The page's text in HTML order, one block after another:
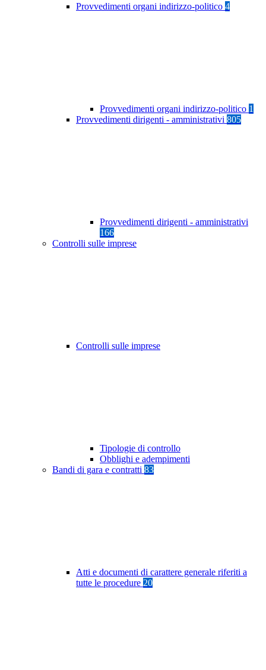
Provvedimenti organi indirizzo-politico 4
Provvedimenti organi indirizzo-politico 1
Provvedimenti dirigenti - amministrativi 805
Provvedimenti dirigenti - amministrativi
166
Controlli sulle imprese
Controlli sulle imprese
Tipologie di controllo
Obblighi e adempimenti
Bandi di gara e contratti 83
Atti e documenti di carattere generale riferiti a
tutte le procedure 20